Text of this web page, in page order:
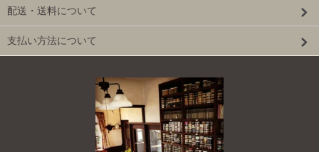
配送・送料について
支払い方法について